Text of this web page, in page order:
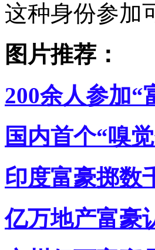
这种身份参加
图片推荐：
200余人参加“
国内首个“嗅
印度富豪掷数
亿万地产富豪